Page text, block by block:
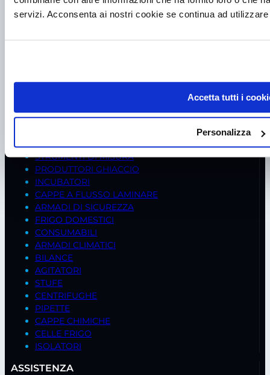
servizi. Acconsenta ai nostri cookie se continua ad
Accetta tutti i
Personalizza
frigomeccanica@andreaus.com
PRODOTTI
FREDDO BIOMEDICALE
STRUMENTI DI MISURA
PRODUTTORI GHIACCIO
INCUBATORI
CAPPE A FLUSSO LAMINARE
ARMADI DI SICUREZZA
FRIGO DOMESTICI
CONSUMABILI
ARMADI CLIMATICI
BILANCE
AGITATORI
STUFE
CENTRIFUGHE
PIPETTE
CAPPE CHIMICHE
CELLE FRIGO
ISOLATORI
ASSISTENZA